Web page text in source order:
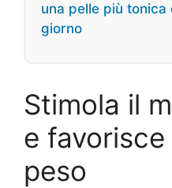
una pelle più tonica
giorno
Stimola il
e
peso